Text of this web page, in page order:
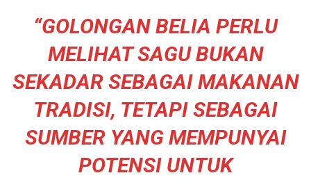
“GOLONGAN BELIA PERLU
MELIHAT SAGU BUKAN
SEKADAR SEBAGAI MAKANAN
TRADISI, TETAPI SEBAGAI
SUMBER YANG MEMPUNYAI
POTENSI UNTUK